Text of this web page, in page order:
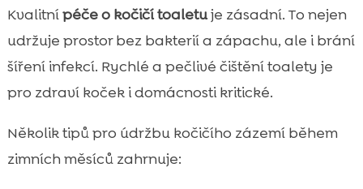
Kvalitnípéče o kočičí toaletuje zásadní. To nejen
udržuje prostor bez bakterií a zápachu, ale i brání
šíření infekcí. Rychlé a pečlivé čištění toalety je
pro zdraví koček i domácnosti kritické.
Několik tipů pro údržbu kočičího zázemí během
zimních měsíců zahrnuje: